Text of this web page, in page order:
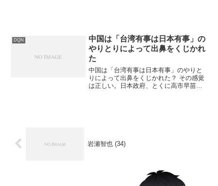
DQN
中国は「台湾有事は日本有事」の
やりとりによって出鼻をくじかれ
た
中国は「台湾有事は日本有事」のやりと
りによって出鼻をくじかれた？ その感覚
は正しい。日本政府、とくに高市早苗首
岩瀬智也 (34)